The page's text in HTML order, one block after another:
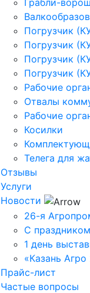
Грабли-
Погрузчик
Погрузчик
Погрузчик
Погрузчик
Рабочие
Отвалы
Рабочие
Косилки
Телега для
Отзывы
Услуги
Новости
26-я
С
1 день
«Казань
Прайс-лист
Частые вопросы